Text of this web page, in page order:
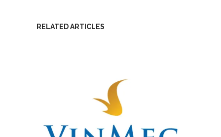
RELATED ARTICLES